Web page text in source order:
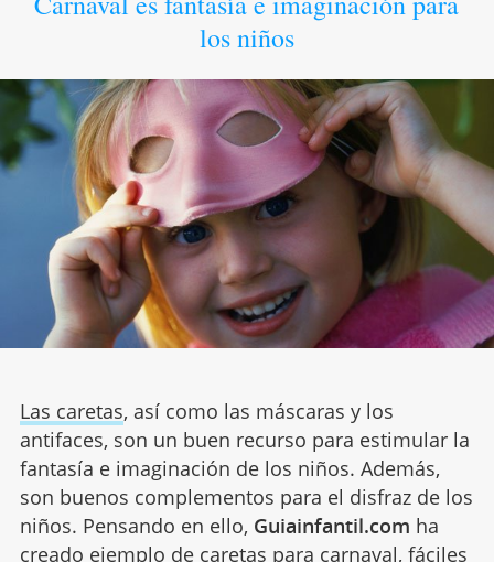
los niños
Las caretas, así como las máscaras y los
antifaces, son un buen recurso para estimular la
fantasía e imaginación de los niños. Además,
son buenos complementos para el disfraz de los
niños. Pensando en ello, Guiainfantil.com ha
creado ejemplo de caretas para carnaval, fáciles